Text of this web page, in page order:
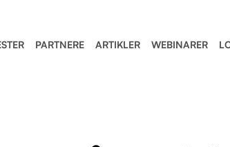
PARTNERE ARTIKLER WEBINARER